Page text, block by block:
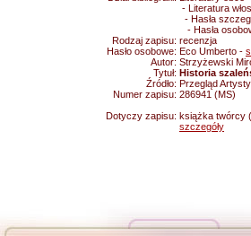
- Literatura
- Hasła
- Hasła
Rodzaj zapisu: recenzja
Hasło osobowe: Eco Umberto -
Autor: Strzyżewski
Tytuł: Historia
Źródło: Przegląd
Numer zapisu: 286941 (MS)
Dotyczy zapisu: książka twórcy
szczegóły